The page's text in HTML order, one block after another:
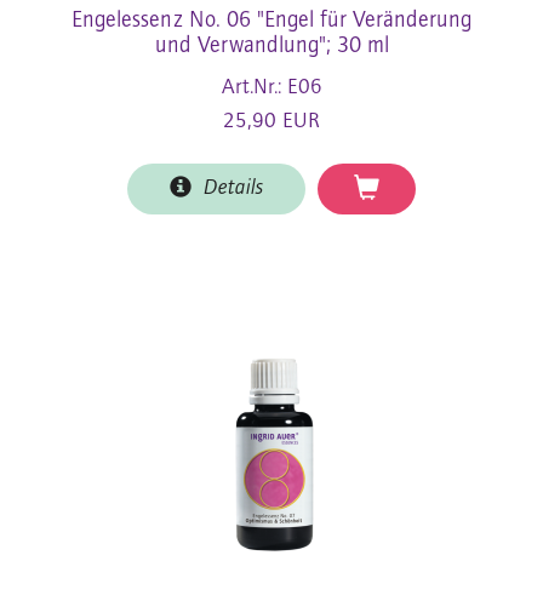
Engelessenz No. 06 "Engel für Veränderung
und Verwandlung"; 30 ml
Art.Nr.: E06
25,90 EUR
Details